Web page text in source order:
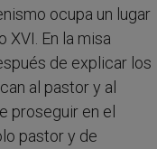
ocupa un lugar
En la misa
de explicar los
al pastor y al
proseguir en el
pastor y de